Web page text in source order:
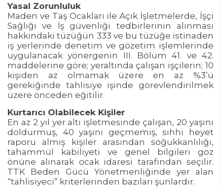
Yasal Zorunluluk
Maden ve Taş Ocakları ile Açık İşletmelerde, İşçi
Sağlığı ve İş güvenliği tedbirlerinin alınması
hakkındaki tüzüğün 333 ve bu tüzüğe istinaden
iş yerlerinde denetim ve gözetim işlemlerinde
uygulanacak yönergenin III. Bölüm 41. ve 42.
maddelerine göre; yeraltında çalışan işçilerin; 10
kişiden az olmamak üzere en az %3’ü
gerekiğinde tahlisiye işinde görevlendirilmek
üzere önceden eğitilir.
Kurtarıcı Olabilecek Kişiler
En az 2 yıl yer altı işletmesinde çalışan, 20 yaşını
doldurmuş, 40 yaşını geçmemiş, sıhhi heyet
raporu almış kişiler arasından soğukkanlılığı,
tahammül kabiliyeti ve genel bilgileri göz
önüne alınarak ocak idaresi tarafından seçilir.
TTK Beden Gücü Yönetmenliğinde yer alan
“tahlisiyeci” kriterlerinden bazıları şunlardır.